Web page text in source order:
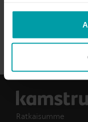
not be available
Kamstrup makes
cookie is installed by
analysis
You can at any time
Palvelun
Ratkaisumme